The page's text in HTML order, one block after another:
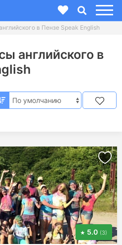
в Пензе Speak English
английского в
5.0 (3)